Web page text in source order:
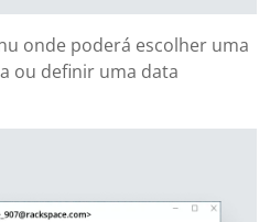
onde poderá escolher uma
ou definir uma data